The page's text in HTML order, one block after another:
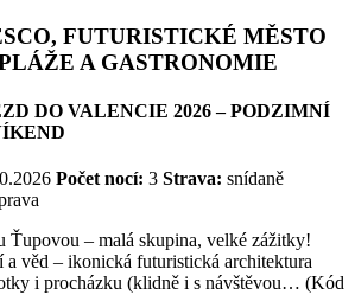
FUTURISTICKÉ MĚSTO
A GASTRONOMIE
DO VALENCIE 2026 – PODZIMNÍ
Počet nocí: 3 Strava: snídaně
Ťupovou – malá skupina, velké zážitky!
a věd – ikonická futuristická architektura
i procházku (klidně i s návštěvou… (Kód